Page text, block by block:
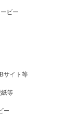
ビー
サイト等
等
ー